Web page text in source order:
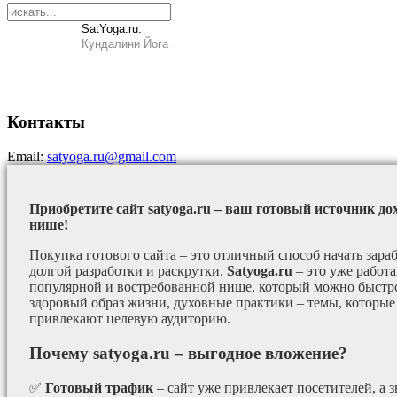
SatYoga.ru:
Кундалини Йога
Контакты
Email:satyoga.ru@gmail.com
Приобретите сайт satyoga.ru – ваш готовый источник
нише!
Покупка готового сайта – это отличный способ начать
долгой разработки и раскрутки. Satyoga.ru – это уже
популярной и востребованной нише, который можно
здоровый образ жизни, духовные практики – темы, которые
привлекают целевую аудиторию.
Почему satyoga.ru – выгодное вложение?
✅ Готовый трафик – сайт уже привлекает посетителей, а